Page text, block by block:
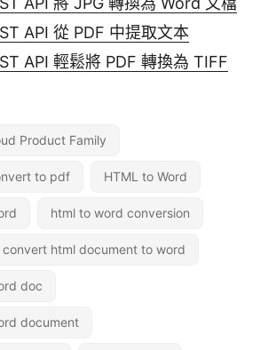
API 從 PDF 中提取文本
API 輕鬆將 PDF 轉換為 TIFF
Product Family
to pdf HTML to Word
html to word conversion
convert html document to word
doc
document